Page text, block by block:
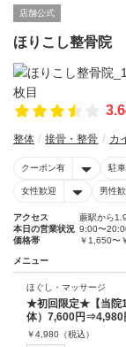
店舗公式
ほりこし整骨院
整体 接骨・整骨 カ
クーポン有 駐
女性歓迎 男性
アクセス
蕨駅から
本日の営業状況 9:00〜
価格帯
￥1,650〜
メニュー
ほぐし・マッサージ
★初回限定★【当院1
体）7,600円⇒4,980
￥4,980 （税込）